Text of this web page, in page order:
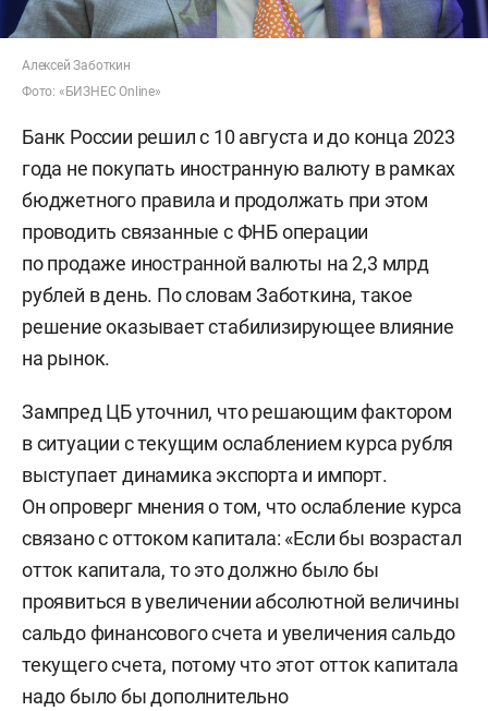
Алексей Заботкин
Фото: «БИЗНЕС Online»
Банк России решил с 10 августа и до конца 2023
года не покупать иностранную валюту в рамках
бюджетного правила и продолжать при этом
проводить связанные с ФНБ операции
по продаже иностранной валюты на 2,3 млрд
рублей в день. По словам Заботкина, такое
решение оказывает стабилизирующее влияние
на рынок.
Зампред ЦБ уточнил, что решающим фактором
в ситуации с текущим ослаблением курса рубля
выступает динамика экспорта и импорт.
Он опроверг мнения о том, что ослабление курса
связано с оттоком капитала: «Если бы возрастал
отток капитала, то это должно было бы
проявиться в увеличении абсолютной величины
сальдо финансового счета и увеличения сальдо
текущего счета, потому что этот отток капитала
надо было бы дополнительно